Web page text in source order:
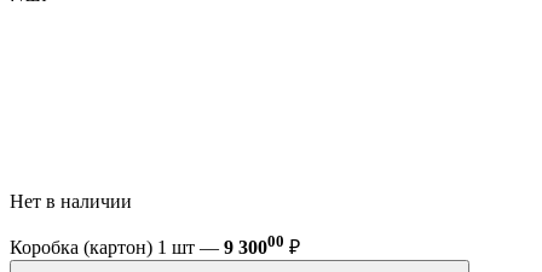
Нет в наличии
Коробка (картон) 1 шт — 9 30000 ₽